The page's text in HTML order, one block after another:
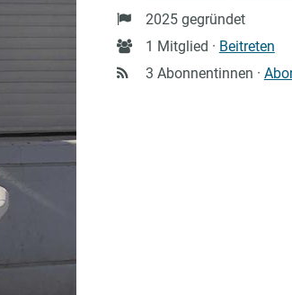
Gründung
2025 gegründet
Anzahl
Mitglieder
1 Mitglied · Beitreten
3 Abonnentinnen ·